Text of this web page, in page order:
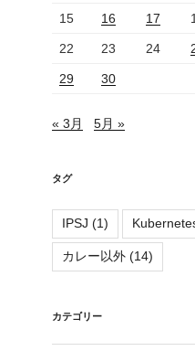
15 16 17
22 23 24
29 30
« 3月 5月 »
タグ
IPSJ (1)
カレー以外(14)
カテゴリー